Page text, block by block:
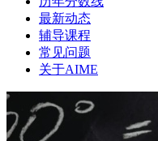
最新动态
辅导课程
常见问题
关于AIME